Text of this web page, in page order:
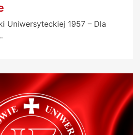
Uniwersyteckiej 1957 – Dla